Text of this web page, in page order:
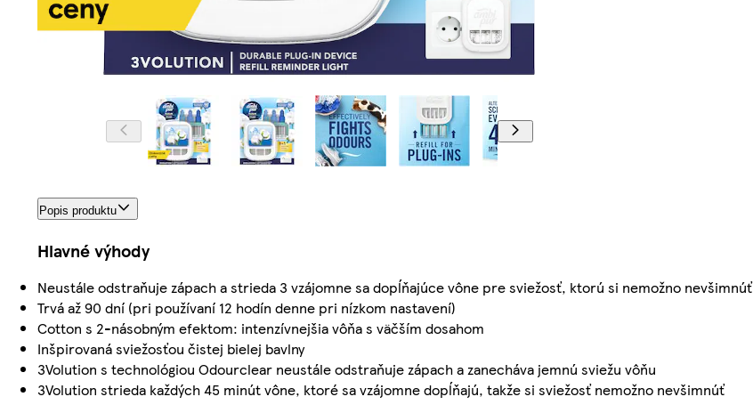
Popis produktu
Hlavné výhody
Neustále odstraňuje zápach a strieda 3 vzájomne sa dopĺňajúce vône pre sviežosť, ktorú si nemožno nevšimnúť
Trvá až 90 dní (pri používaní 12 hodín denne pri nízkom nastavení)
Cotton s 2-násobným efektom: intenzívnejšia vôňa s väčším dosahom
Inšpirovaná sviežosťou čistej bielej bavlny
3Volution s technológiou Odourclear neustále odstraňuje zápach a zanecháva jemnú sviežu vôňu
3Volution strieda každých 45 minút vône, ktoré sa vzájomne dopĺňajú, takže si sviežosť nemožno nevšimnúť